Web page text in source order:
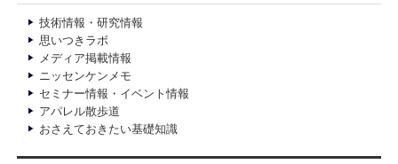
技術情報・研究情報
思いつきラボ
メディア掲載情報
ニッセンケンメモ
セミナー情報・イベント情報
アパレル散歩道
おさえておきたい基礎知識